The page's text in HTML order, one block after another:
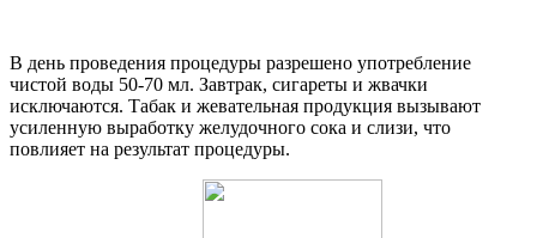
В день проведения процедуры разрешено употребление
чистой воды 50-70 мл. Завтрак, сигареты и жвачки
исключаются. Табак и жевательная продукция вызывают
усиленную выработку желудочного сока и слизи, что
повлияет на результат процедуры.